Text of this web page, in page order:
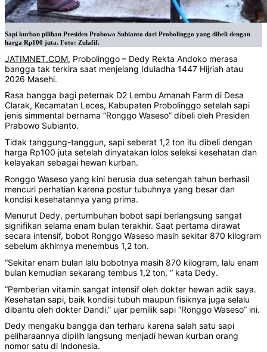
Sapi kurban pilihan Presiden Prabowo Subianto dari Probolinggo yang dibeli dengan
harga Rp100 juta. Foto: Zulafif.
JATIMNET.COM, Probolinggo – Dedy Rekta Andoko merasa
bangga tak terkira saat menjelang Iduladha 1447 Hijriah atau
2026 Masehi.
Rasa bangga bagi peternak D2 Lembu Amanah Farm di Desa
Clarak, Kecamatan Leces, Kabupaten Probolinggo setelah sapi
jenis simmental bernama “Ronggo Waseso” dibeli oleh Presiden
Prabowo Subianto.
Tidak tanggung-tanggun, sapi seberat 1,2 ton itu dibeli dengan
harga Rp100 juta setelah dinyatakan lolos seleksi kesehatan dan
kelayakan sebagai hewan kurban.
Ronggo Waseso yang kini berusia dua setengah tahun berhasil
mencuri perhatian karena postur tubuhnya yang besar dan
kondisi kesehatannya yang prima.
‎Menurut Dedy, pertumbuhan bobot sapi berlangsung sangat
signifikan selama enam bulan terakhir. Saat pertama dirawat
secara intensif, bobot Ronggo Waseso masih sekitar 870 kilogram
sebelum akhirnya menembus 1,2 ton.
‎“Sekitar enam bulan lalu bobotnya masih 870 kilogram, lalu enam
bulan kemudian sekarang tembus 1,2 ton, “ kata Dedy.
“Pemberian vitamin sangat intensif oleh dokter hewan adik saya.
Kesehatan sapi, baik kondisi tubuh maupun fisiknya juga selalu
dibantu oleh dokter Dandi,” ujar pemilik sapi “Ronggo Waseso” ini.
‎Dedy mengaku bangga dan terharu karena salah satu sapi
peliharaannya dipilih langsung menjadi hewan kurban orang
nomor satu di Indonesia.